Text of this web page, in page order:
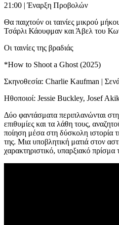
21:00 | Έναρξη Προβολών
Θα παιχτούν οι ταινίες μικρού
Τσάρλι Κάουφμαν και Άβελ του
Οι ταινίες της βραδιάς
*How to Shoot a Ghost (2025)
Σκηνοθεσία: Charlie Kaufman |
Ηθοποιοί: Jessie Buckley, Josef
Δύο φαντάσματα περιπλανώνται
επιθυμίες και τα λάθη τους,
ποίηση μέσα στη δύσκολη ιστορία
της. Μια υποβλητική ματιά στον
χαρακτηριστικό, υπαρξιακό